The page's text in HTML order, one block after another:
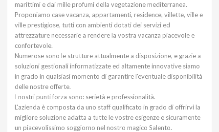
marittimi e dai mille profumi della vegetazione mediterranea.
Proponiamo case vacanza, appartamenti, residence, villette, ville e
ville prestigiose, tutti con ambienti dotati dei servizi ed
attrezzature necessarie a rendere la vostra vacanza piacevole e
confortevole.
Numerose sono le strutture attualmente a disposizione, e grazie a
soluzioni gestionali informatizzate ed altamente innovative siamo
in grado in qualsiasi momento di garantire l'eventuale disponibilità
delle nostre offerte.
I nostri punti forza sono: serietà e professionalità.
L'azienda è composta da uno staff qualificato in grado di offrirvi la
migliore soluzione adatta a tutte le vostre esigenze e sicuramente
un piacevolissimo soggiorno nel nostro magico Salento.